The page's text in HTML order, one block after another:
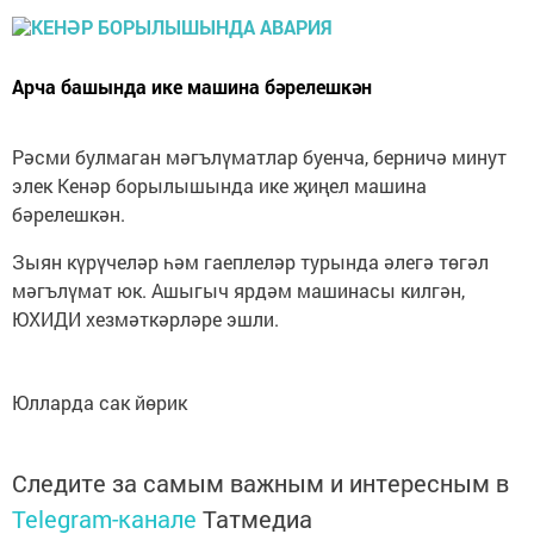
Арча башында ике машина бәрелешкән
Рәсми булмаган мәгълүматлар буенча, берничә минут
элек Кенәр борылышында ике җиңел машина
бәрелешкән.
Зыян күрүчеләр һәм гаеплеләр турында әлегә төгәл
мәгълүмат юк. Ашыгыч ярдәм машинасы килгән,
ЮХИДИ хезмәткәрләре эшли.
Юлларда сак йөрик
Следите за самым важным и интересным в
Telegram-канале Татмедиа